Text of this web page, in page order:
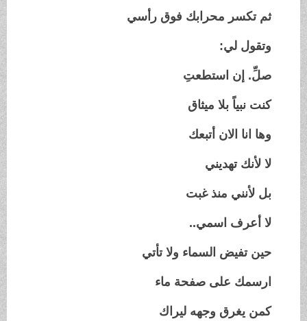
ثم تكسر محرابك فوق رأسي
وتقول لي:
صلِّ. إن استطعتِ
كنت نبياً بلا ميثاق
وها انا الان أتبعك
لا لأنك تهديني
بل لأنني منذ غبت
لا أعرف اسمي..
حين تفيض السماء ولا تأتي
ارسمك على صفحة ماء
كمن يغرق وجهه ليراك